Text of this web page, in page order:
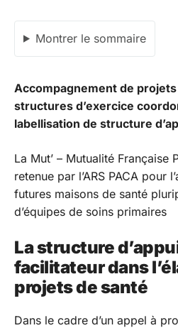
Montrer le sommaire
Accompagnement de
structures d’exercice
labellisation de structure
La Mut’ – Mutualité Française
retenue par l’ARS PACA pour
futures maisons de santé
d’équipes de soins primaires
La structure
facilitateur dans
projets de santé
Dans le cadre d’un appel à